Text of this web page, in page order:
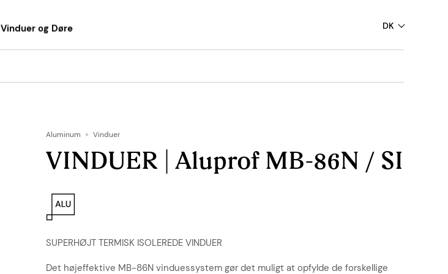
Vinduer og Døre DK
Aluminum Vinduer
VINDUER | Aluprof MB-86N / SI
SUPERHØJT TERMISK ISOLEREDE VINDUER
Det højeffektive MB-86N vinduessystem gør det muligt at opfylde de forskellige